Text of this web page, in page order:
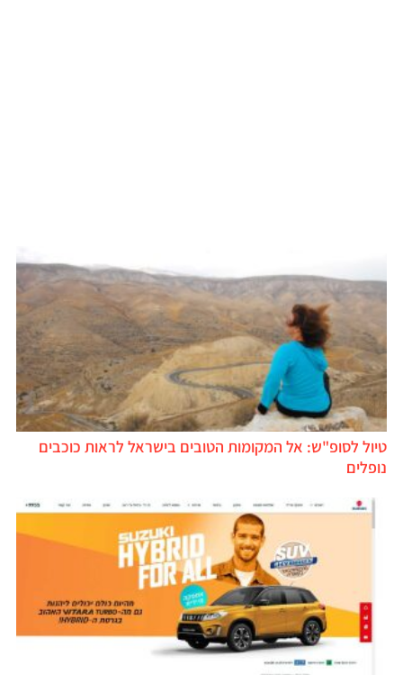
טיול לסופ"ש: אל המקומות הטובים בישראל לראות כוכבים
נופלים